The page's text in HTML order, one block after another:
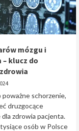
mózgu i
klucz do
poważne schorzenie,
druzgocące
zdrowia pacjenta.
osób w Polsce